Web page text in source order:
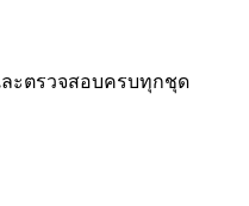
ละตรวจสอบครบทุกชุด